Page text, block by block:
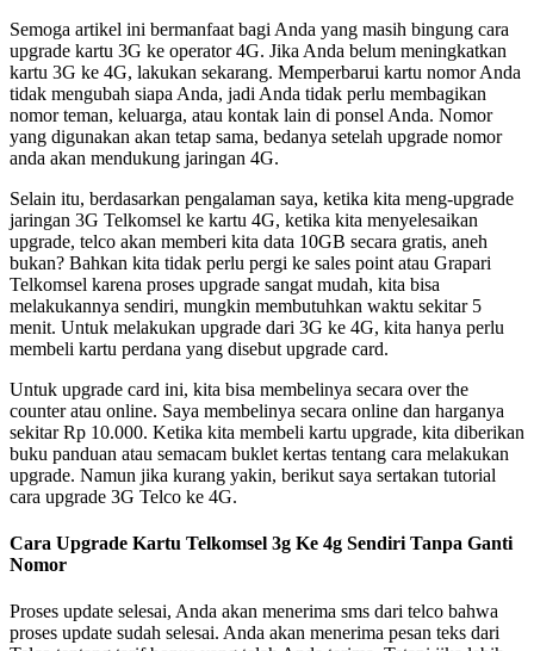
Semoga artikel ini bermanfaat bagi Anda yang masih bingung cara
upgrade kartu 3G ke operator 4G. Jika Anda belum meningkatkan
kartu 3G ke 4G, lakukan sekarang. Memperbarui kartu nomor Anda
tidak mengubah siapa Anda, jadi Anda tidak perlu membagikan
nomor teman, keluarga, atau kontak lain di ponsel Anda. Nomor
yang digunakan akan tetap sama, bedanya setelah upgrade nomor
anda akan mendukung jaringan 4G.
Selain itu, berdasarkan pengalaman saya, ketika kita meng-upgrade
jaringan 3G Telkomsel ke kartu 4G, ketika kita menyelesaikan
upgrade, telco akan memberi kita data 10GB secara gratis, aneh
bukan? Bahkan kita tidak perlu pergi ke sales point atau Grapari
Telkomsel karena proses upgrade sangat mudah, kita bisa
melakukannya sendiri, mungkin membutuhkan waktu sekitar 5
menit. Untuk melakukan upgrade dari 3G ke 4G, kita hanya perlu
membeli kartu perdana yang disebut upgrade card.
Untuk upgrade card ini, kita bisa membelinya secara over the
counter atau online. Saya membelinya secara online dan harganya
sekitar Rp 10.000. Ketika kita membeli kartu upgrade, kita diberikan
buku panduan atau semacam buklet kertas tentang cara melakukan
upgrade. Namun jika kurang yakin, berikut saya sertakan tutorial
cara upgrade 3G Telco ke 4G.
Cara Upgrade Kartu Telkomsel 3g Ke 4g Sendiri Tanpa Ganti
Nomor
Proses update selesai, Anda akan menerima sms dari telco bahwa
proses update sudah selesai. Anda akan menerima pesan teks dari